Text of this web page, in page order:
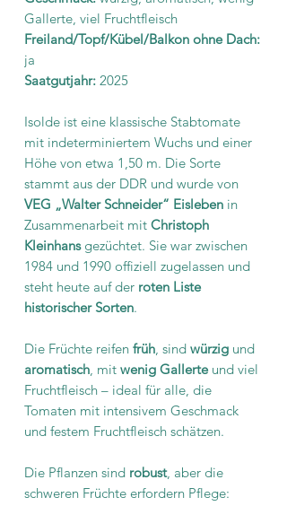
Gallerte, viel Fruchtfleisch
Freiland/Topf/Kübel/Balkon ohne Dach:
ja
Saatgutjahr: 2025
Isolde ist eine klassische Stabtomate
mit indeterminiertem Wuchs und einer
Höhe von etwa 1,50 m. Die Sorte
stammt aus der DDR und wurde von
VEG „Walter Schneider“ Eisleben in
Zusammenarbeit mit Christoph
Kleinhansgezüchtet. Sie war zwischen
1984 und 1990 offiziell zugelassen und
steht heute auf der roten Liste
historischer Sorten.
Die Früchte reifen früh , sind würzig und
aromatisch , mit wenig Gallerteund viel
Fruchtfleisch – ideal für alle, die
Tomaten mit intensivem Geschmack
und festem Fruchtfleisch schätzen.
Die Pflanzen sind robust, aber die
schweren Früchte erfordern Pflege: